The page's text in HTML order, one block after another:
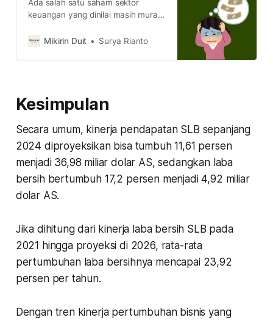
Ada salah satu saham sektor
keuangan yang dinilai masih murah.
dan kenapa saham ini bisa murah?
Mikirin Duit Surya Rianto
Kesimpulan
Secara umum, kinerja pendapatan SLB sepanjang
2024 diproyeksikan bisa tumbuh 11,61 persen
menjadi 36,98 miliar dolar AS, sedangkan laba
bersih bertumbuh 17,2 persen menjadi 4,92 miliar
dolar AS.
Jika dihitung dari kinerja laba bersih SLB pada
2021 hingga proyeksi di 2026, rata-rata
pertumbuhan laba bersihnya mencapai 23,92
persen per tahun.
Dengan tren kinerja pertumbuhan bisnis yang